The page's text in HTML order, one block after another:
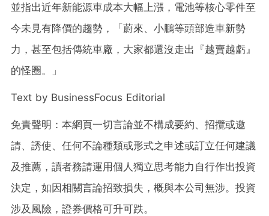
並指出近年新能源車成本大幅上漲，電池等核心零件至
今未見有降價的趨勢，「蔚來、小鵬等頭部造車新勢
力，甚至包括傳統車廠，大家都還沒走出『越賣越虧』
的怪圈。」
Text by BusinessFocus Editorial
免責聲明：本網頁一切言論並不構成要約、招攬或邀
請、誘使、任何不論種類或形式之申述或訂立任何建議
及推薦，讀者務請運用個人獨立思考能力自行作出投資
決定，如因相關言論招致損失，概與本公司無涉。投資
涉及風險，證券價格可升可跌。